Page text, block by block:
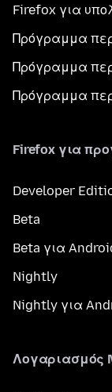
Firefox για
Πρόγραμμα
Πρόγραμμα
Πρόγραμμα
Firefox για
Developer
Beta
Beta για
Nightly
Nightly για
Λογαριασμός